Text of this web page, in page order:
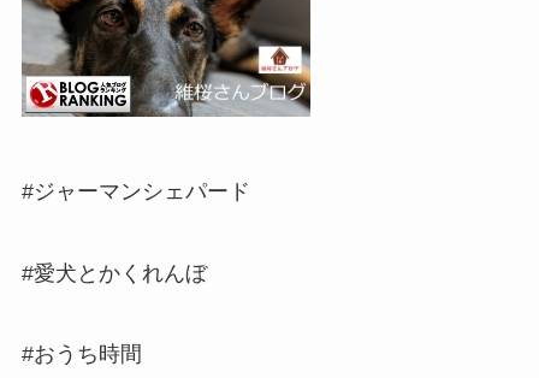
#ジャーマンシェパード
#愛犬とかくれんぼ
#おうち時間